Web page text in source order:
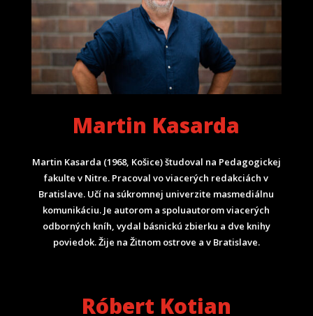
Martin Kasarda
Martin Kasarda (1968, Košice) študoval na Pedagogickej
fakulte v Nitre. Pracoval vo viacerých redakciách v
Bratislave. Učí na súkromnej univerzite masmediálnu
komunikáciu. Je autorom a spoluautorom viacerých
odborných kníh, vydal básnickú zbierku a dve knihy
poviedok. Žije na Žitnom ostrove a v Bratislave.
Róbert Kotian